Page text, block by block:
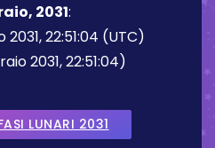
2031:
22:51:04 (UTC)
2031, 22:51:04)
LUNARI 2031